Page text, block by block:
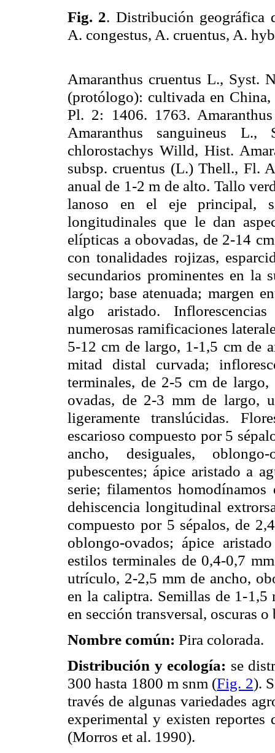
Fig. 2. Distribución geográfica
A. congestus, A. cruentus, A.
Amaranthus cruentus L., Syst.
(protólogo): cultivada en
Pl. 2: 1406. 1763.
Amaranthus sanguineus
chlorostachys Willd, Hist.
subsp. cruentus (L.) Thell., Fl.
anual de 1-2 m de alto. Tallo
lanoso en el eje principal,
longitudinales que le dan
elípticas a obovadas, de 2-14 cm
con tonalidades rojizas,
secundarios prominentes en la
largo; base atenuada; margen
algo aristado.
numerosas ramificaciones
5-12 cm de largo, 1-1,5 cm de
mitad distal curvada;
terminales, de 2-5 cm de largo,
ovadas, de 2-3 mm de largo,
ligeramente translúcidas.
escarioso compuesto por 5
ancho, desiguales,
pubescentes; ápice aristado a
serie; filamentos homodínamos
dehiscencia longitudinal
compuesto por 5 sépalos, de
oblongo-ovados; ápice
estilos terminales de 0,4-0,7 mm
utrículo, 2-2,5 mm de ancho,
en la caliptra. Semillas de 1-1,5
en sección transversal, oscuras o
Nombre común: Pira colorada.
Distribución y ecología: se
300 hasta 1800 m snm (Fig. 2).
través de algunas variedades
experimental y existen reportes
(Morros et al. 1990).